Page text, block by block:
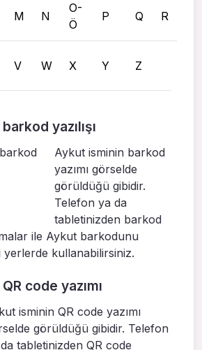
M N
O-
Ö
P Q R
V W X Y Z
yazılışı
Aykut isminin barkod
yazımı görselde
görüldüğü gibidir.
Telefon ya da
tabletinizden barkod
ile Aykut barkodunu
kullanabilirsiniz.
code yazımı
isminin QR code yazımı
görüldüğü gibidir. Telefon
tabletinizden QR code